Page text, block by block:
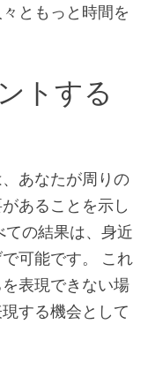
ともっと時間を
トする
あなたが周りの
あることを示し
の結果は、身近
可能です。 これ
表現できない場
する機会として